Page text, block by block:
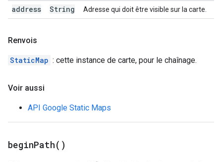
address String Adresse qui doit être visible sur la carte.
Renvois
StaticMap : cette instance de carte, pour le chaînage.
Voir aussi
API Google Static Maps
beginPath( )